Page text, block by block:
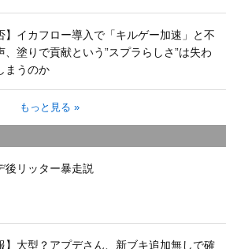
】イカフロー導入で「キルゲー加速」と不
、塗りで貢献という”スプラらしさ”は失わ
まうのか
もっと見る »
後リッター暴走説
】大型？アプデさん、新ブキ追加無しで確